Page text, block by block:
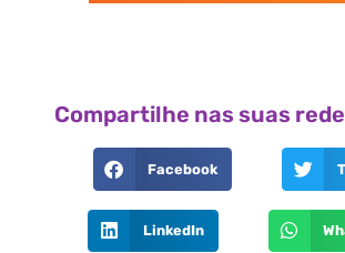
Compartilhe nas suas
Facebook
LinkedIn